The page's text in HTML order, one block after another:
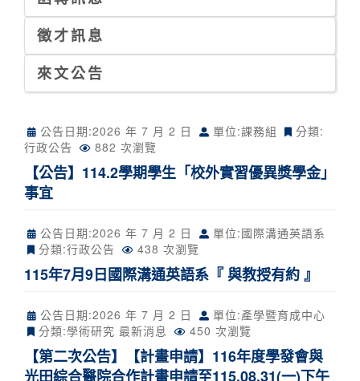
徵才訊息
來文公告
公告日期:2026 年 7 月 2 日 單位:課務組
分類:
行政公告
882 次瀏覽
【公告】114.2學期學生「校外實習優異獎學金」
事宜
公告日期:2026 年 7 月 2 日
單位:國際溝通英語系
分類:行政公告 438 次瀏覽
115年7月9日國際溝通英語系『 與教授有約 』
公告日期:2026 年 7 月 2 日
單位:產學暨育成中心
分類:學術研究 最新消息 450 次瀏覽
【第二次公告】【計畫申請】116年度學發會與
光田綜合醫院合作計畫申請至115.08.31(一)下午